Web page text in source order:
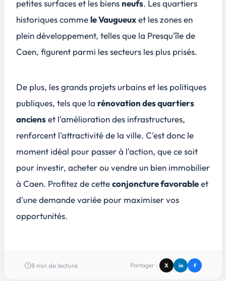
petites surfaceset les biens neufs. Les quartiers
historiques comme le Vaugueuxet les zones en
plein développement, telles que la Presqu'île de
Caen, figurent parmi les secteurs les plus prisés.
De plus, les grands projets urbains et les politiques
publiques, tels que la rénovation des quartiers
ancienset l'amélioration des infrastructures,
renforcent l'attractivité de la ville. C'est donc le
moment idéal pour passer à l'action, que ce soit
pour investir, acheter ou vendre un bien immobilier
à Caen. Profitez de cetteconjoncture favorableet
d'une demande variée pour maximiser vos
opportunités.
8 min de lecture Partager : X in f